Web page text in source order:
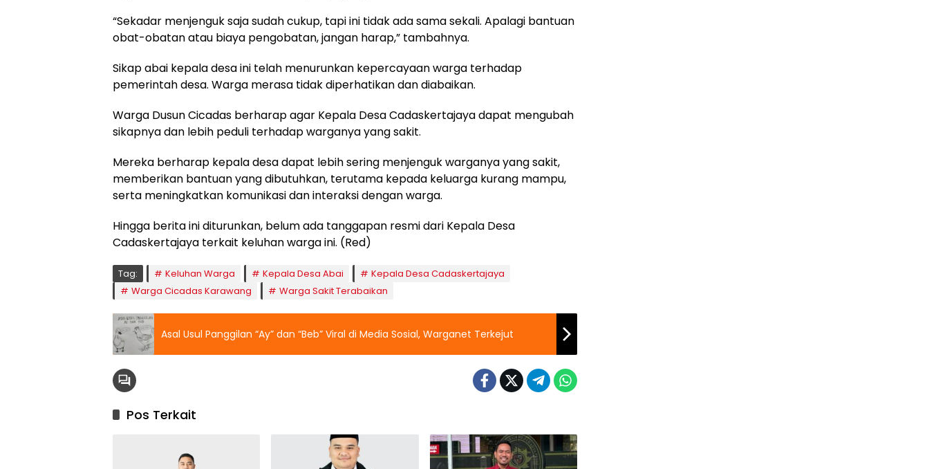
“Sekadar menjenguk saja sudah cukup, tapi ini tidak ada sama sekali. Apalagi bantuan
obat-obatan atau biaya pengobatan, jangan harap,” tambahnya.
Sikap abai kepala desa ini telah menurunkan kepercayaan warga terhadap
pemerintah desa. Warga merasa tidak diperhatikan dan diabaikan.
Warga Dusun Cicadas berharap agar Kepala Desa Cadaskertajaya dapat mengubah
sikapnya dan lebih peduli terhadap warganya yang sakit.
Mereka berharap kepala desa dapat lebih sering menjenguk warganya yang sakit,
memberikan bantuan yang dibutuhkan, terutama kepada keluarga kurang mampu,
serta meningkatkan komunikasi dan interaksi dengan warga.
Hingga berita ini diturunkan, belum ada tanggapan resmi dari Kepala Desa
Cadaskertajaya terkait keluhan warga ini. (Red)
Tag: Keluhan Warga Kepala Desa Abai
Kepala Desa Cadaskertajaya
Warga Cicadas Karawang
Warga Sakit Terabaikan
Asal Usul Panggilan “Ay” dan “Beb” Viral di Media Sosial, Warganet Terkejut
Pos Terkait